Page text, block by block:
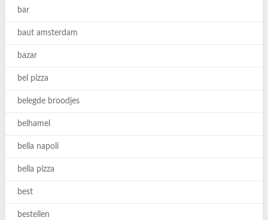
bar
baut amsterdam
bazar
bel pizza
belegde broodjes
belhamel
bella napoli
bella pizza
best
bestellen